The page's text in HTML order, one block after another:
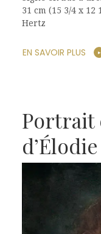
31 cm (15 3/4 x
Hertz
EN SAVOIR PLUS
Portrait